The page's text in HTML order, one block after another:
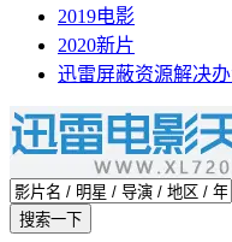
2019电影
2020新片
迅雷屏蔽资源解决